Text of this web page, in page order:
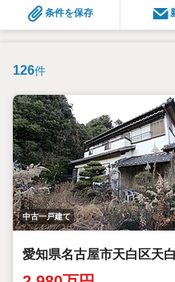
条件を保存
126件
中古一戸建て
愛知県名古屋市天白区天